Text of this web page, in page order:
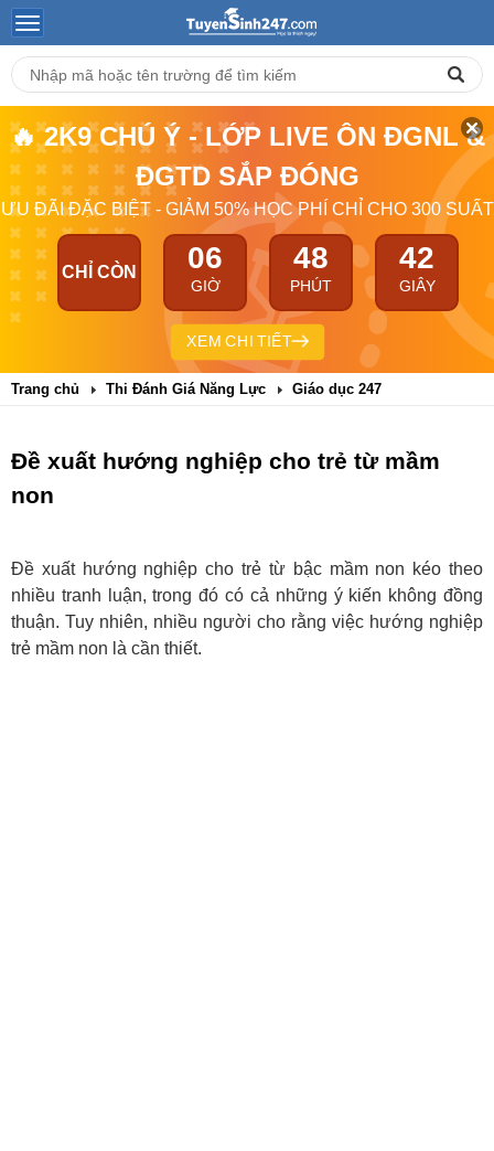
🔥 2K9 CHÚ Ý - LỚP LIVE ÔN ĐGNL &
ĐGTD SẮP ĐÓNG
ƯU ĐÃI ĐẶC BIỆT - GIẢM 50% HỌC PHÍ CHỈ CHO 300 SUẤT
CHỈ CÒN 06
GIỜ
48
PHÚT
41
GIÂY
XEM CHI TIẾT
Trang chủ Thi Đánh Giá Năng Lực Giáo dục 247
Đề xuất hướng nghiệp cho trẻ từ mầm
non
Đề xuất hướng nghiệp cho trẻ từ bậc mầm non kéo theo
nhiều tranh luận, trong đó có cả những ý kiến không đồng
thuận. Tuy nhiên, nhiều người cho rằng việc hướng nghiệp
trẻ mầm non là cần thiết.